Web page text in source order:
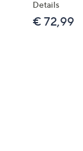
Details
€ 72,99